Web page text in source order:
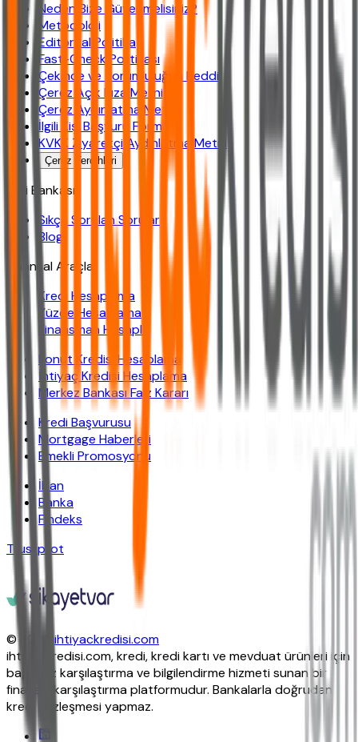
Neden Bize Güvenmelisiniz?
Metodoloji
Editoryal Politika
Fast-Check Politikası
Çekince ve Sorumluluğun Reddi
Çerez Açık Rıza Metni
Çerez Aydınlatma Metni
İlgili Kişi Başvuru Formu
KVKK Ziyaretçi Aydınlatma Metni
Çerez Tercihleri
Bilgi Bankası
Sıkça Sorulan Sorular
Blog
Finansal Araçlar
Kredi Hesaplama
Yüzde Hesaplama
Finansman Hesapla
Konut Kredisi Hesaplama
İhtiyaç Kredisi Hesaplama
Merkez Bankası Faiz Kararı
Kredi Başvurusu
Mortgage Haberleri
Emekli Promosyonu
İban
Banka
Findeks
Trustpilot
© 2026
ihtiyackredisi.com
ihtiyackredisi.com, kredi, kredi kartı ve mevduat ürünleri için
bağımsız karşılaştırma ve bilgilendirme hizmeti sunan bir
finansal karşılaştırma platformudur. Bankalarla doğrudan
kredi sözleşmesi yapmaz.